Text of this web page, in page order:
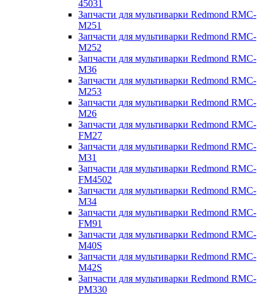
45031
Запчасти для мультиварки Redmond RMC-
M251
Запчасти для мультиварки Redmond RMC-
M252
Запчасти для мультиварки Redmond RMC-
M36
Запчасти для мультиварки Redmond RMC-
M253
Запчасти для мультиварки Redmond RMC-
M26
Запчасти для мультиварки Redmond RMC-
FM27
Запчасти для мультиварки Redmond RMC-
M31
Запчасти для мультиварки Redmond RMC-
FM4502
Запчасти для мультиварки Redmond RMC-
M34
Запчасти для мультиварки Redmond RMC-
FM91
Запчасти для мультиварки Redmond RMC-
M40S
Запчасти для мультиварки Redmond RMC-
M42S
Запчасти для мультиварки Redmond RMC-
PM330